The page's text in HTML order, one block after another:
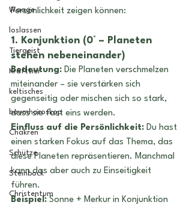
Waage
loslassen
Tiergeist
Krafttier
keltisches
baumhoroskop
Chakren
Schütze
Steinbock
Christentum
Persönlichkeit zeigen können:
1. Konjunktion (0° – Planeten
stehen nebeneinander)
Bedeutung: Die Planeten verschmelzen
miteinander – sie verstärken sich
gegenseitig oder mischen sich so stark,
dass sie fast eins werden.
Einfluss auf die Persönlichkeit: Du hast
einen starken Fokus auf das Thema, das
diese Planeten repräsentieren. Manchmal
kann das aber auch zu Einseitigkeit
führen.
Beispiel: Sonne + Merkur in Konjunktion